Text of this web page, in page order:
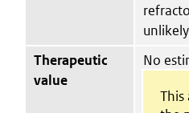
Therapeutic
value
No
This